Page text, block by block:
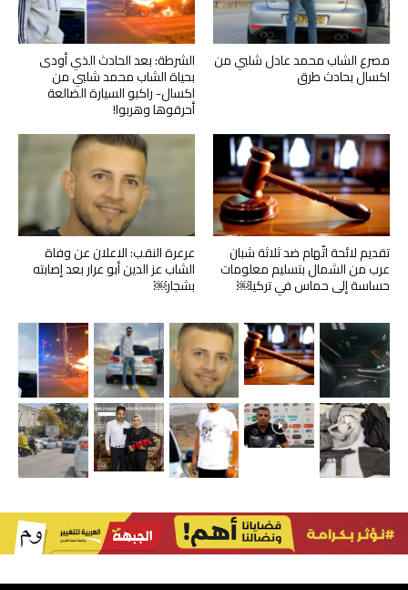
الشرطة: بعد الحادث الذي أودى
بحياة الشاب محمد شلبي من
اكسال- راكبو السيارة الضالعة
أحرقوها وهربوا!
مصرع الشاب محمد عادل شلبي من
اكسال بحادث طرق
عرعرة النقب: الاعلان عن وفاة
الشاب عز الدين أبو عرار بعد إصابته
بشجار￼
تقديم لائحة اتّهام ضد ثلاثة شبان
عرب من الشمال بتسليم معلومات
حساسة إلى حماس في تركيا￼